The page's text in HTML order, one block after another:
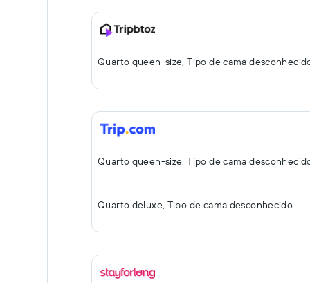
Quarto queen-size, Tipo de cama
Quarto queen-size, Tipo de cama
Quarto deluxe, Tipo de cama desconhecido